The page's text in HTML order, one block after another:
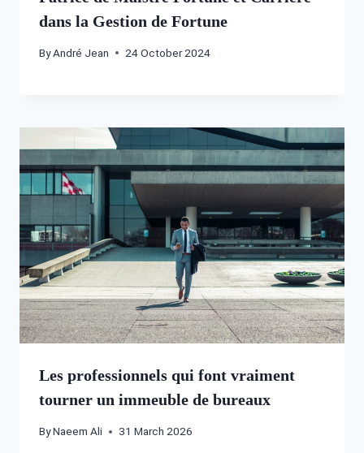
dans la Gestion de Fortune
ByAndré Jean 24 October 2024
Les professionnels qui font vraiment
tourner un immeuble de bureaux
ByNaeem Ali 31 March 2026